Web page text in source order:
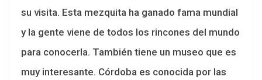
su visita. Esta mezquita ha ganado fama mundial
y la gente viene de todos los rincones del mundo
para conocerla. También tiene un museo que es
muy interesante. Córdoba es conocida por las